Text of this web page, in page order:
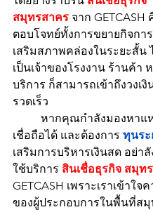
สมุทรสาคร จาก GETCASH
ตอบโจทย์ทั้งการขยายกิจกา
เสริมสภาพคล่องในระยะสั้น
เป็นเจ้าของโรงงาน ร้านค้า
บริการ ก็สามารถเข้าถึงวงเงิ
รวดเร็ว
เชื่อถือได้ และต้องการ ทุนร
เสริมการบริหารเงินสด อย่าลั
ใช้บริการ สินเชื่อธุรกิจ สมุท
GETCASH เพราะเราเข้าใจ
ของผู้ประกอบการในพื้นที่ส